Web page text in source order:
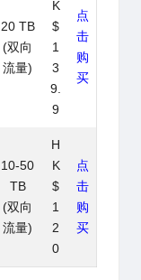
20 TB
(双向
流量)
K
$
1
3
9.
9
点
击
购
买
10-50
TB
(双向
流量)
H
K
$
1
2
0
点
击
购
买